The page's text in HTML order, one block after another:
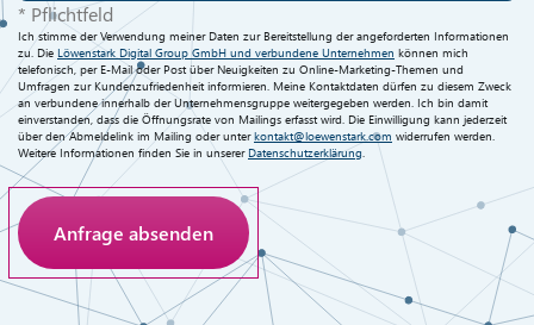
* Pflichtfeld
Ich stimme der Verwendung meiner Daten zur Bereitstellung der angeforderten Informationen
zu. Die Löwenstark Digital Group GmbH und verbundene Unternehmen können mich
telefonisch, per E-Mail oder Post über Neuigkeiten zu Online-Marketing-Themen und
Umfragen zur Kundenzufriedenheit informieren. Meine Kontaktdaten dürfen zu diesem Zweck
an verbundene innerhalb der Unternehmensgruppe weitergegeben werden. Ich bin damit
einverstanden, dass die Öffnungsrate von Mailings erfasst wird. Die Einwilligung kann jederzeit
über den Abmeldelink im Mailing oder unterkontakt@loewenstark.com widerrufen werden.
Weitere Informationen finden Sie in unserer Datenschutzerklärung.
Anti-Roboter-Verifizierung
Hier klicken